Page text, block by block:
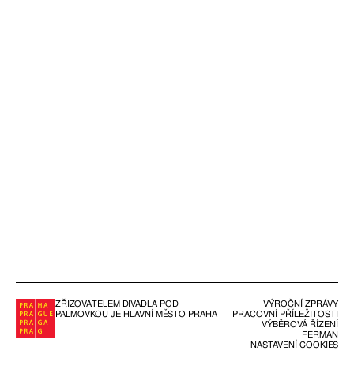
ZŘIZOVATELEM DIVADLA POD
PALMOVKOU JE HLAVNÍ MĚSTO PRAHA
VÝROČNÍ ZPRÁVY
PRACOVNÍ PŘÍLEŽITOSTI
VÝBĚROVÁ ŘÍZENÍ
FERMAN
NASTAVENÍ COOKIES